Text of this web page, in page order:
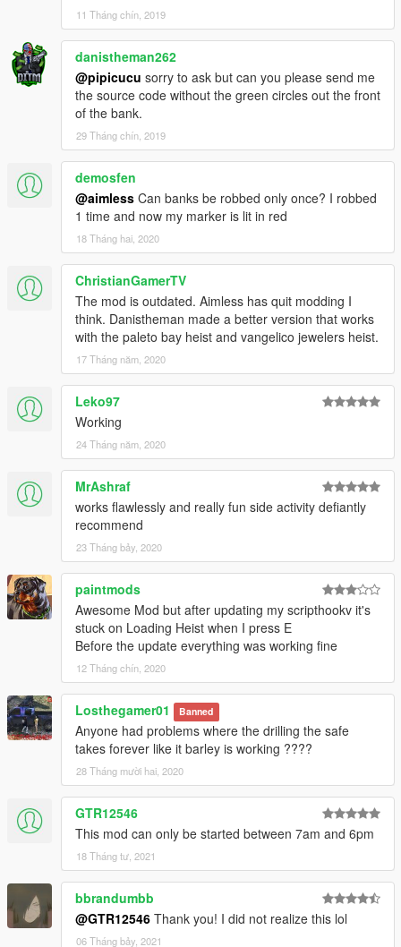
11 Tháng chín, 2019
danistheman262
@pipicucu sorry to ask but can you please send me
the source code without the green circles out the front
of the bank.
29 Tháng chín, 2019
demosfen
@aimless Can banks be robbed only once? I robbed
1 time and now my marker is lit in red
18 Tháng hai, 2020
ChristianGamerTV
The mod is outdated. Aimless has quit modding I
think. Danistheman made a better version that works
with the paleto bay heist and vangelico jewelers heist.
17 Tháng năm, 2020
Leko97
Working
24 Tháng năm, 2020
MrAshraf
works flawlessly and really fun side activity defiantly
recommend
23 Tháng bảy, 2020
paintmods
Awesome Mod but after updating my scripthookv it's
stuck on Loading Heist when I press E
Before the update everything was working fine
12 Tháng chín, 2020
Losthegamer01 Banned
Anyone had problems where the drilling the safe
takes forever like it barley is working ????
28 Tháng mười hai, 2020
GTR12546
This mod can only be started between 7am and 6pm
18 Tháng tư, 2021
bbrandumbb
@GTR12546 Thank you! I did not realize this lol
06 Tháng bảy, 2021